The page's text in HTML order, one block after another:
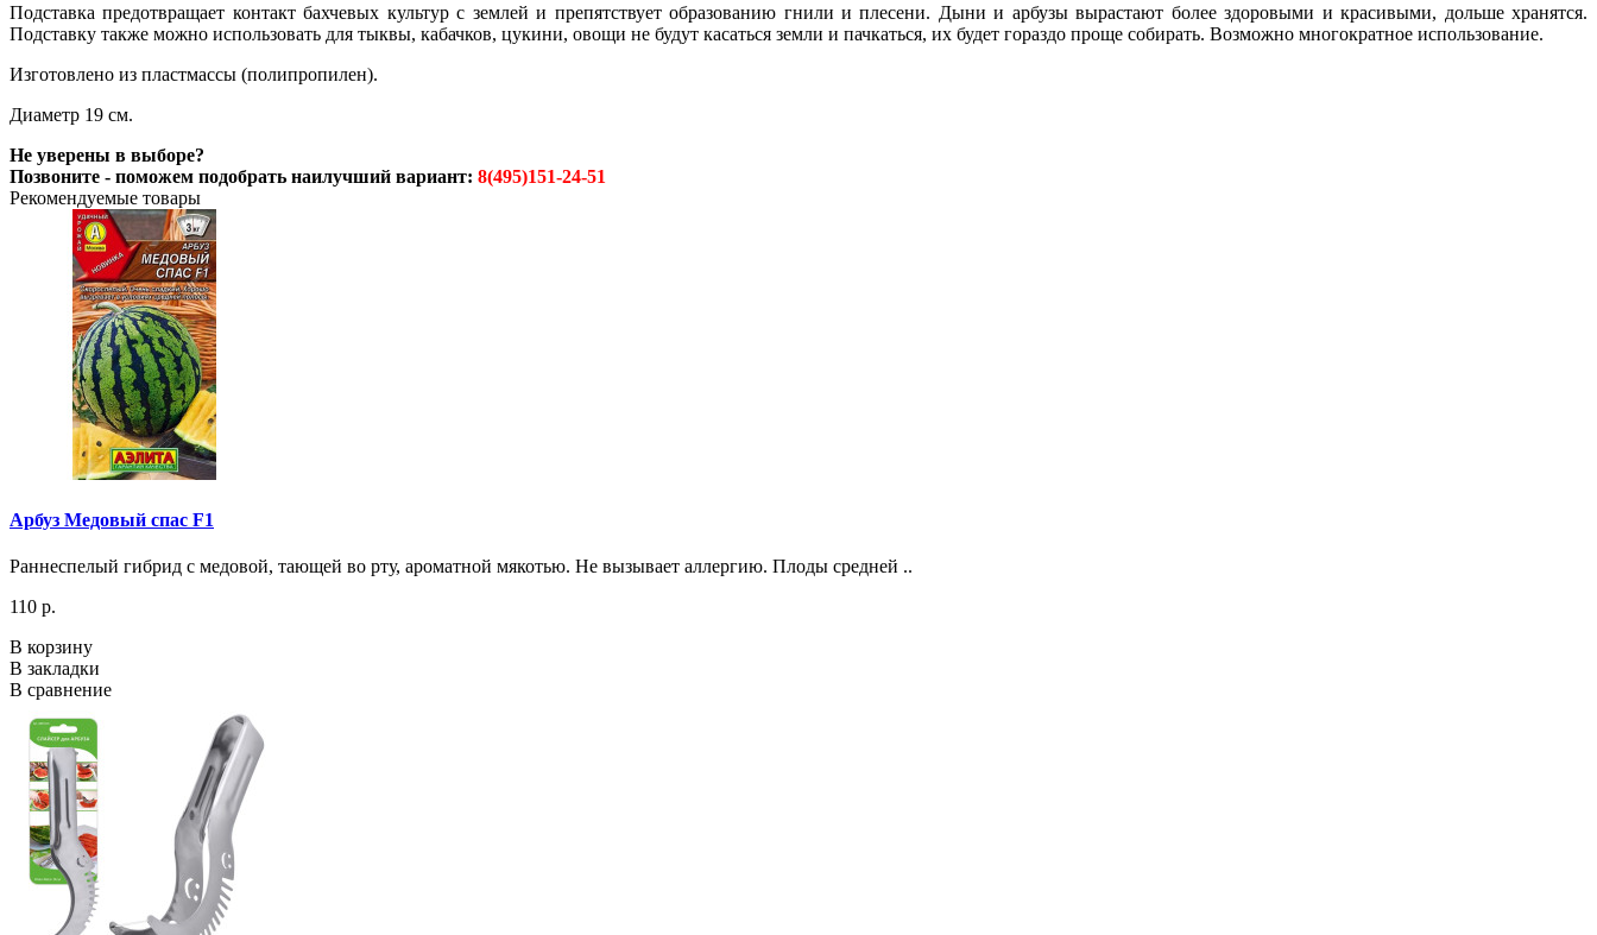
Подставка предотвращает контакт бахчевых культур с землей и препятствует образованию гнили и плесени. Дыни и арбузы вырастают более здоровыми и красивыми, дольше хранятся.
Подставку также можно использовать для тыквы, кабачков, цукини, овощи не будут касаться земли и пачкаться, их будет гораздо проще собирать. Возможно многократное использование.
Изготовлено из пластмассы (полипропилен).
Диаметр 19 см.
Не уверены в выборе?
Позвоните - поможем подобрать наилучший вариант: 8(495)151-24-51
Рекомендуемые товары
Арбуз Медовый спас F1
Раннеспелый гибрид с медовой, тающей во рту, ароматной мякотью. Не вызывает аллергию. Плоды средней ..
110 р.
В корзину
В закладки
В сравнение